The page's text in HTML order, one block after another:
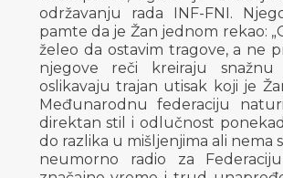
održavanju rada INF-FNI.
pamte da je Žan jednom rekao:
želeo da ostavim tragove, a ne
njegove reči kreiraju snažnu
oslikavaju trajan utisak koji je
Međunarodnu federaciju
direktan stil i odlučnost
do razlika u mišljenjima ali nema
neumorno radio za